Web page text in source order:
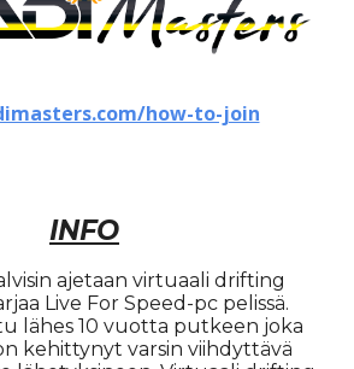
how-to-join
INFO
ajetaan virtuaali drifting
Live For Speed-pc pelissä.
lähes 10 vuotta putkeen joka
kehittynyt varsin viihdyttävä